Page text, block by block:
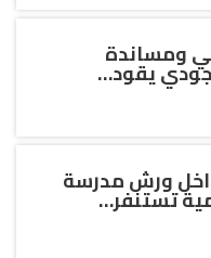
ومساندة
يقود…
ورش مدرسة
تستنفر…